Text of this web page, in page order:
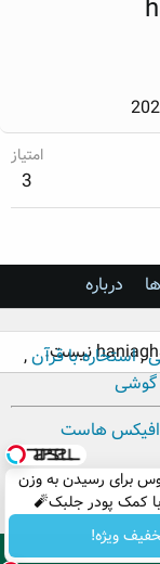
برای رسیدن به وزن
کمک پودر جلبک🧨
ویژه!
امتیاز
3
درباره
,استخاره با قرآن,
گوشی
افیکس هاست